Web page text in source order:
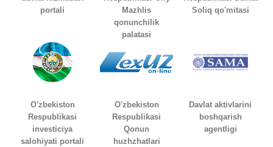
portali
Mazhlis
qonunchilik
palatasi
Soliq qo'mitasi
O'zbekiston
Respublikasi
investiciya
salohiyati portali
O'zbekiston
Respublikasi
Qonun
huzhzhatlari
Davlat aktivlarini
boshqarish
agentligi